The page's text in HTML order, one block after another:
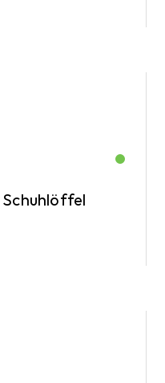
Schuhlöffel